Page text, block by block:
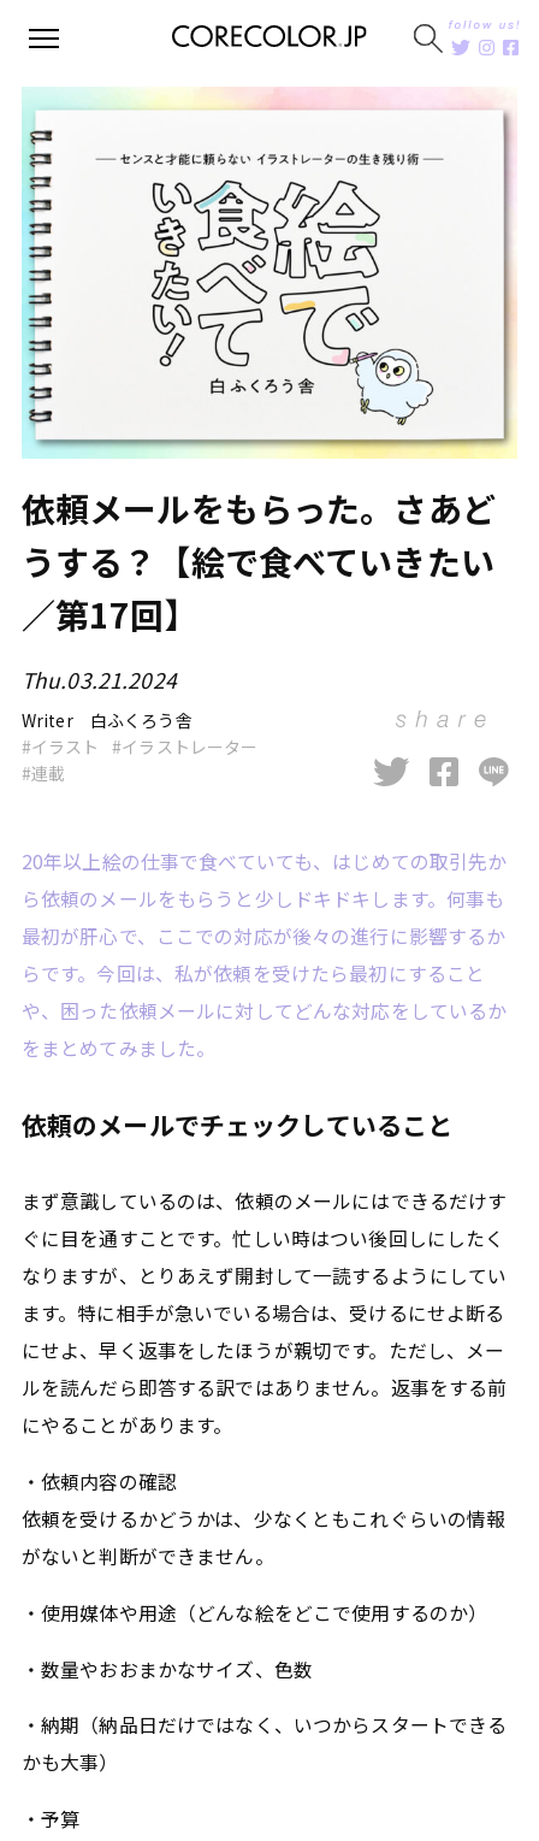
依頼メールをもらった。さあど
うする？【絵で食べていきたい
／第17回】
Thu.03.21.2024
Writer 白ふくろう舎
イラスト
イラストレーター
連載
20年以上絵の仕事で食べていても、はじめての取引先か
ら依頼のメールをもらうと少しドキドキします。何事も
最初が肝心で、ここでの対応が後々の進行に影響するか
らです。今回は、私が依頼を受けたら最初にすること
や、困った依頼メールに対してどんな対応をしているか
をまとめてみました。
依頼のメールでチェックしていること
まず意識しているのは、依頼のメールにはできるだけす
ぐに目を通すことです。忙しい時はつい後回しにしたく
なりますが、とりあえず開封して一読するようにしてい
ます。特に相手が急いでいる場合は、受けるにせよ断る
にせよ、早く返事をしたほうが親切です。ただし、メー
ルを読んだら即答する訳ではありません。返事をする前
にやることがあります。
・依頼内容の確認
依頼を受けるかどうかは、少なくともこれぐらいの情報
がないと判断ができません。
・使用媒体や用途（どんな絵をどこで使用するのか）
・数量やおおまかなサイズ、色数
・納期（納品日だけではなく、いつからスタートできる
かも大事）
・予算